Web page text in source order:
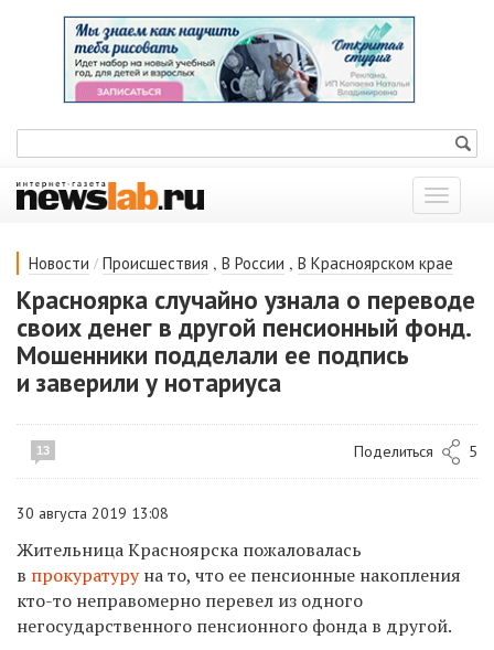
Показать
меню
Новости / Происшествия , В России , В Красноярском крае
Красноярка случайно узнала о переводе
своих денег в другой пенсионный фонд.
Мошенники подделали ее подпись
и заверили у нотариуса
13 Поделиться 5
30 августа 2019 13:08
Жительница Красноярска пожаловалась
в прокуратуруна то, что ее пенсионные накопления
кто-то неправомерно перевел из одного
негосударственного пенсионного фонда в другой.